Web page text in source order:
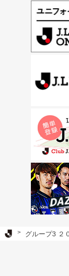
Ｊリーグ TOP
グループ3 ２